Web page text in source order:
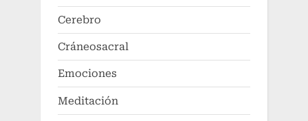
Cerebro
Cráneosacral
Emociones
Meditación